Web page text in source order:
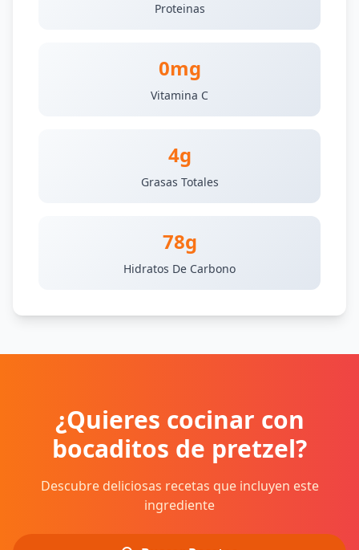
Proteinas
0mg
Vitamina C
4g
Grasas Totales
78g
Hidratos De Carbono
¿Quieres cocinar con
bocaditos de pretzel?
Descubre deliciosas recetas que incluyen este
ingrediente